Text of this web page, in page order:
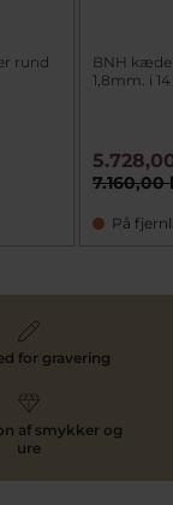
rund
BNH
1,8mm. i
7.160,00
På
for gravering
af smykker og
ure